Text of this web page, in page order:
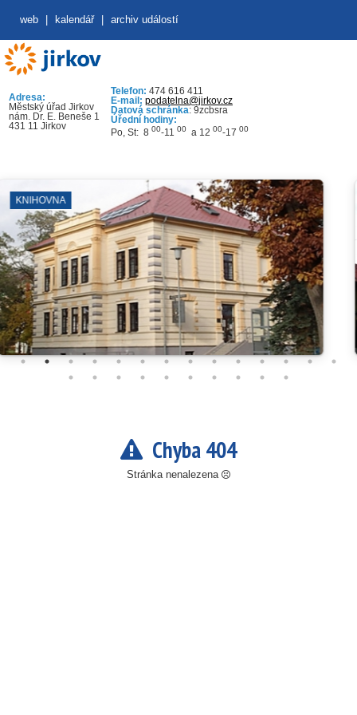
web kalendář archiv událostí
Adresa:
Městský úřad Jirkov
nám. Dr. E. Beneše 1
431 11 Jirkov
Telefon: 474 616 411
E-mail: podatelna@jirkov.cz
Datová schránka: 9zcbsra
Úřední hodiny:
Po, St: 8 00-11 00 a 12 00-17 00
KINO
Chyba 404
Stránka nenalezena